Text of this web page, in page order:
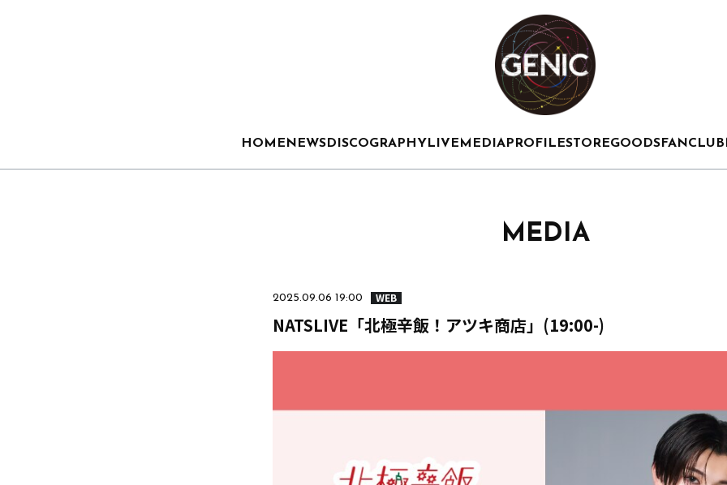
HOME NEWSDISCOGRAPHY LIVE MEDIAPROFILESTOREGOODSFANCLUB
MEDIA
2025.09.06 19:00 WEB
NATSLIVE「北極辛飯！アツキ商店」(19:00-)